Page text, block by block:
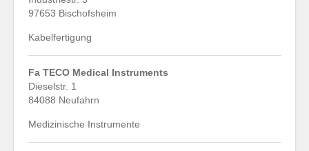
97653 Bischofsheim
Kabelfertigung
Fa TECO Medical Instruments
Dieselstr. 1
84088 Neufahrn
Medizinische Instrumente